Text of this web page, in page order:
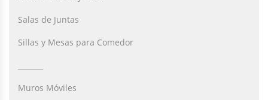
Salas de Juntas
Sillas y Mesas para Comedor
Muros Móviles